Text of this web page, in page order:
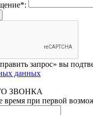
запрос» вы
данных
ЗВОНКА
время при первой